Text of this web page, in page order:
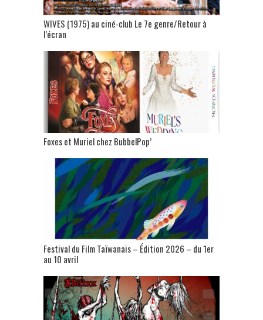
WIVES (1975) au ciné-club Le 7e genre/Retour à
l’écran
Foxes et Muriel chez BubbelPop’
Festival du Film Taïwanais – Édition 2026 – du 1er
au 10 avril